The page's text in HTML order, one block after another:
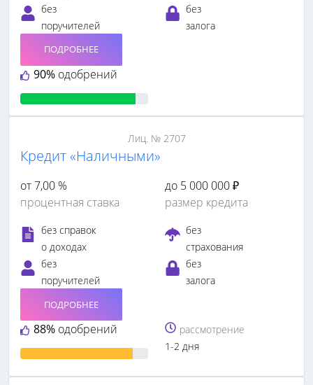
без
поручителей
без
залога
90% одобрений
ПОДРОБНЕЕ
Лиц. № 2707
Кредит «Наличными»
от 7,00 %
процентная ставка
до 5 000 000 ₽
размер кредита
без справок
о доходах
без
страхования
без
поручителей
без
залога
88% одобрений
ПОДРОБНЕЕ
рассмотрение
1-2 дня